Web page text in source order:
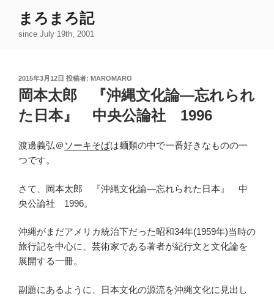
まろまろ記
since July 19th, 2001
投
稿
日:
2015年3月12日 投稿者: MAROMARO
岡本太郎 『沖縄文化論―忘れられ
た日本』 中央公論社 1996
渡邊義弘＠ ソーキそばは麺類の中で一番好きなものの一
つです。
さて、岡本太郎 『沖縄文化論―忘れられた日本』 中
央公論社 1996。
沖縄がまだアメリカ統治下だった昭和34年(1959年)当時の
旅行記を中心に、芸術家である著者が紀行文と文化論を
展開する一冊。
副題にあるように、日本文化の源流を沖縄文化に見出し